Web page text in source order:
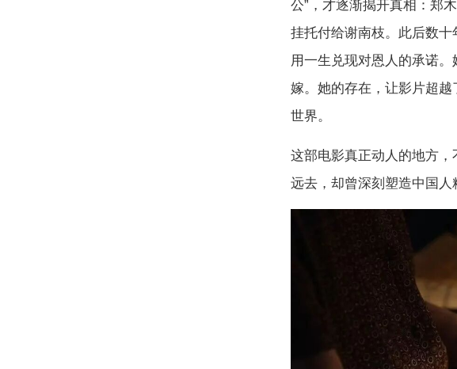
公”，才逐渐揭开真相：郑
挂托付给谢南枝。此后数十
用一生兑现对恩人的承诺
嫁。她的存在，让影片超
世界。
这部电影真正动人的地方
远去，却曾深刻塑造中国人